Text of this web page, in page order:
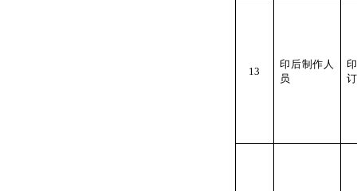
13
印后制作人
员